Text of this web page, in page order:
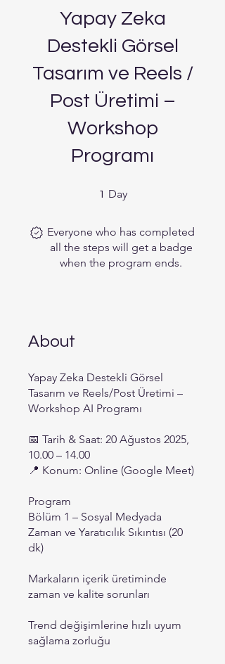
Yapay Zeka
Destekli Görsel
Tasarım ve Reels /
Post Üretimi –
Workshop
Programı
1 Day
Everyone who has completed
all the steps will get a badge
when the program ends.
About
Yapay Zeka Destekli Görsel
Tasarım ve Reels/Post Üretimi –
Workshop AI Programı
📅 Tarih & Saat: 20 Ağustos 2025,
10.00 – 14.00
📍 Konum: Online (Google Meet)
Program
Bölüm 1 – Sosyal Medyada
Zaman ve Yaratıcılık Sıkıntısı (20
dk)
Markaların içerik üretiminde
zaman ve kalite sorunları
Trend değişimlerine hızlı uyum
sağlama zorluğu